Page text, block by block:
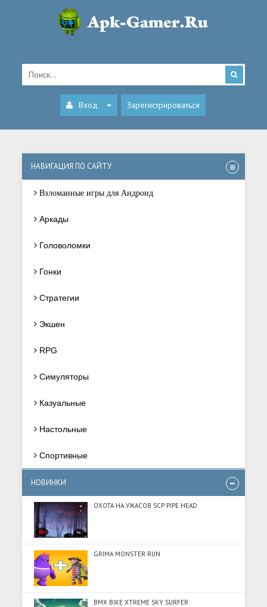
Вход Зарегистрироваться
НАВИГАЦИЯ ПО САЙТУ
Взломанные игры для Андроид
Аркады
Головоломки
Гонки
Стратегии
Экшен
RPG
Симуляторы
Казуальные
Настольные
Спортивные
НОВИНКИ
ОХОТА НА УЖАСОВ SCP PIPE HEAD
GRIMA MONSTER RUN
BMX BIKE XTREME SKY SURFER